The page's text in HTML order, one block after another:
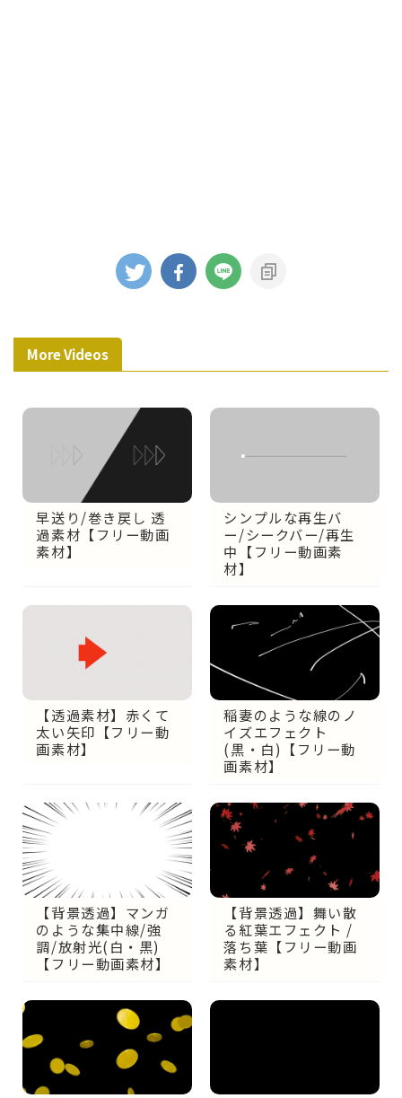
More Videos
早送り/巻き戻し 透
過素材【フリー動画
素材】
シンプルな再生バ
ー/シークバー/再生
中【フリー動画素
材】
【透過素材】赤くて
太い矢印【フリー動
画素材】
稲妻のような線のノ
イズエフェクト
(黒・白)【フリー動
画素材】
【背景透過】マンガ
のような集中線/強
調/放射光(白・黒)
【フリー動画素材】
【背景透過】舞い散
る紅葉エフェクト /
落ち葉【フリー動画
素材】